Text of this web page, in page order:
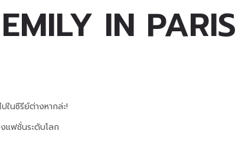
EMILY IN PARIS
ในซีรีย์ต่างหากล่ะ!
แฟชั่นระดับโลก